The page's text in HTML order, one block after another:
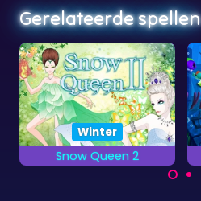
Gerelateerde spellen
Atlantis Gem